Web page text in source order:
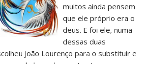
muitos ainda pensem
que ele próprio era o
deus. E foi ele, numa
dessas duas
João Lourenço para o substituir e